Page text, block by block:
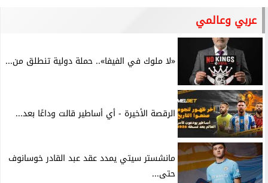
عربي وعالمي
«لا ملوك في الفيفا».. حملة دولية تنطلق من...
الرقصة الأخيرة - أي أساطير قالت وداعًا بعد...
مانشستر سيتي يمدد عقد عبد القادر خوسانوف
حتى...